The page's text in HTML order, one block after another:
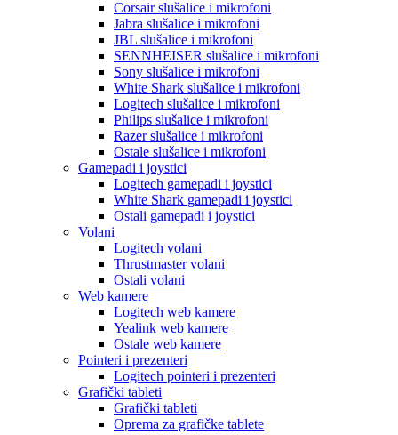
Corsair slušalice i mikrofoni
Jabra slušalice i mikrofoni
JBL slušalice i mikrofoni
SENNHEISER slušalice i mikrofoni
Sony slušalice i mikrofoni
White Shark slušalice i mikrofoni
Logitech slušalice i mikrofoni
Philips slušalice i mikrofoni
Razer slušalice i mikrofoni
Ostale slušalice i mikrofoni
Gamepadi i joystici
Logitech gamepadi i joystici
White Shark gamepadi i joystici
Ostali gamepadi i joystici
Volani
Logitech volani
Thrustmaster volani
Ostali volani
Web kamere
Logitech web kamere
Yealink web kamere
Ostale web kamere
Pointeri i prezenteri
Logitech pointeri i prezenteri
Grafički tableti
Grafički tableti
Oprema za grafičke tablete